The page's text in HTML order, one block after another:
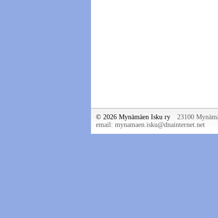
© 2026 Mynämäen Isku ry
23100
email: mynamaen.isku@dnainternet.net